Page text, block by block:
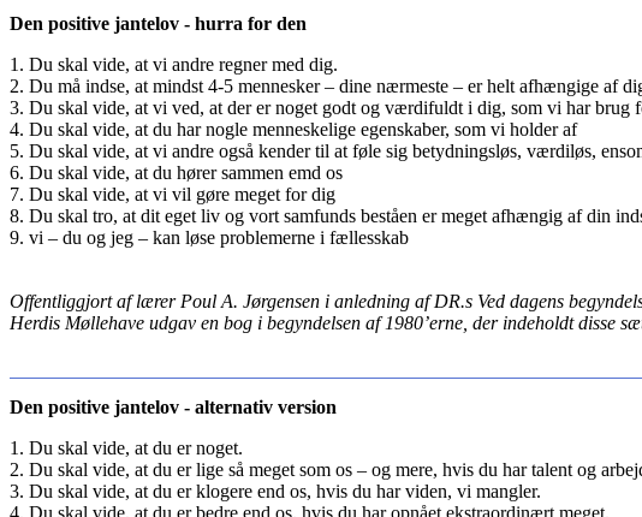
Den positive jantelov - hurra for den
1. Du skal vide, at vi andre regner med dig.
2. Du må indse, at mindst 4-5 mennesker – dine nærmeste – er helt afhængige af
3. Du skal vide, at vi ved, at der er noget godt og værdifuldt i dig, som vi har brug
4. Du skal vide, at du har nogle menneskelige egenskaber, som vi holder af
5. Du skal vide, at vi andre også kender til at føle sig betydningsløs, værdiløs,
6. Du skal vide, at du hører sammen emd os
7. Du skal vide, at vi vil gøre meget for dig
8. Du skal tro, at dit eget liv og vort samfunds beståen er meget afhængig af din
9. vi – du og jeg – kan løse problemerne i fællesskab
Offentliggjort af lærer Poul A. Jørgensen i anledning af DR.s Ved dagens
Herdis Møllehave udgav en bog i begyndelsen af 1980’erne, der indeholdt disse
Den positive jantelov - alternativ version
1. Du skal vide, at du er noget.
2. Du skal vide, at du er lige så meget som os – og mere, hvis du har talent og
3. Du skal vide, at du er klogere end os, hvis du har viden, vi mangler.
4. Du skal vide, at du er bedre end os, hvis du har opnået ekstraordinært meget.